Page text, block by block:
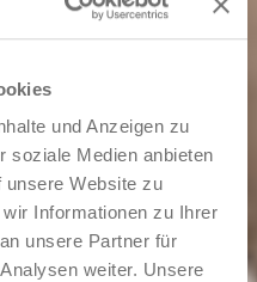
und Anzeigen zu
soziale Medien anbieten
unsere Website zu
Informationen zu Ihrer
unsere Partner für
weiter. Unsere